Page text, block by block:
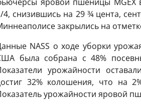
яровой пшеницы MGEХ
4, снизившись на 29 ¾ цента,
закрылись на
NASS о ходе уборки
была собрана с 48%
урожайности
32% колошения, что на
урожайности яровой